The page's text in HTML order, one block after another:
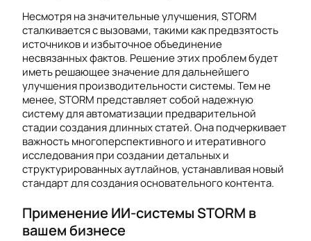
Несмотря на значительные улучшения, STORM
сталкивается с вызовами, такими как предвзятость
источников и избыточное объединение
несвязанных фактов. Решение этих проблем будет
иметь решающее значение для дальнейшего
улучшения производительности системы. Тем не
менее, STORM представляет собой надежную
систему для автоматизации предварительной
стадии создания длинных статей. Она подчеркивает
важность многоперспективного и итеративного
исследования при создании детальных и
структурированных аутлайнов, устанавливая новый
стандарт для создания основательного контента.
Применение ИИ-системы STORM в
вашем бизнесе